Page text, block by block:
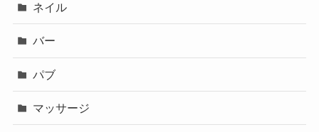
ネイル
バー
パブ
マッサージ